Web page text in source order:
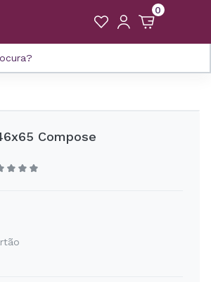
0
Compose